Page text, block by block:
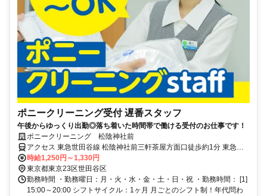
ポニークリーニング受付 遅番スタッフ
午後からゆっくり出勤◎落ち着いた時間帯で働ける受付のお仕事です！
ポニークリーニング 松陰神社前
アクセス 東急世田谷線 松陰神社前三軒茶屋方面口徒歩約1分 東急世
田谷線 松陰神社前駅より徒歩1分
時給1,250円～1,330円
東京都東京23区世田谷区
勤務時間 ・勤務曜日：月・火・水・金・土・日・祝 ・勤務時間： [1]
15:00～20:00 シフトサイクル：1ヶ月 月ごとのシフト制！年代問わ